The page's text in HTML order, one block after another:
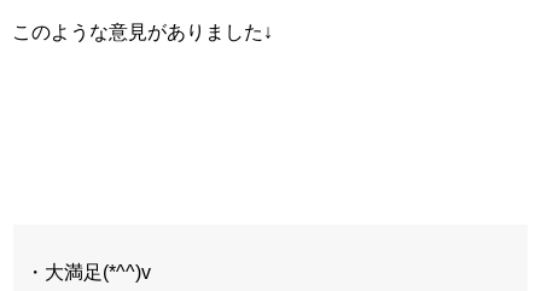
このような意見がありました↓
・大満足(*^^)v